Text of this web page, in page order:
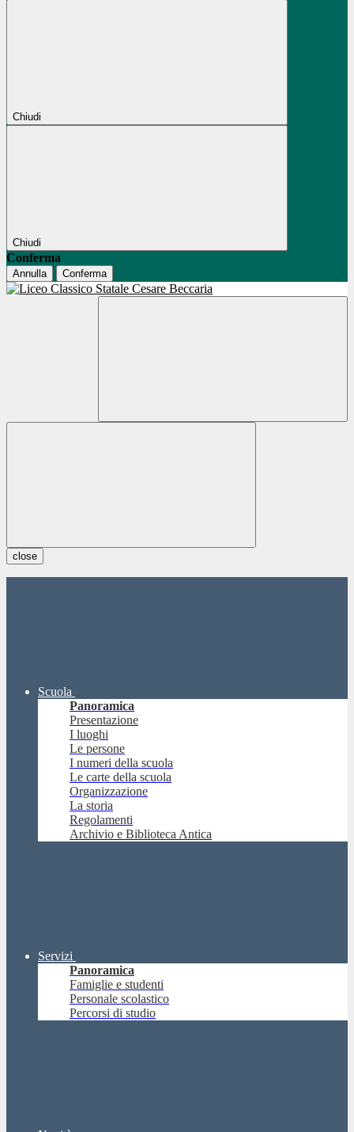
Chiudi
Chiudi
Conferma
Annulla Conferma
close
Scuola
Panoramica
Presentazione
I luoghi
Le persone
I numeri della scuola
Le carte della scuola
Organizzazione
La storia
Regolamenti
Archivio e Biblioteca Antica
Servizi
Panoramica
Famiglie e studenti
Personale scolastico
Percorsi di studio